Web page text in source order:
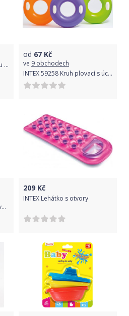
CreativeToys Pistole na vodu 18,5 cm
od 67 Kč
ve 9 obchodech
INTEX 59258 Kruh plovací s úchyty
Playgro Plovoucí puzzle do vany 9 ks
209 Kč
INTEX Lehátko s otvory